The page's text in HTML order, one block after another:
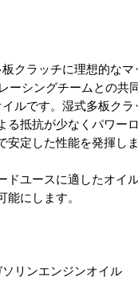
クラッチに理想的なマ
ーシングチームとの共
ルです。湿式多板クラ
る抵抗が少なくパワー
安定した性能を発揮し
ドユースに適したオイ
能にします。
リンエンジンオイル